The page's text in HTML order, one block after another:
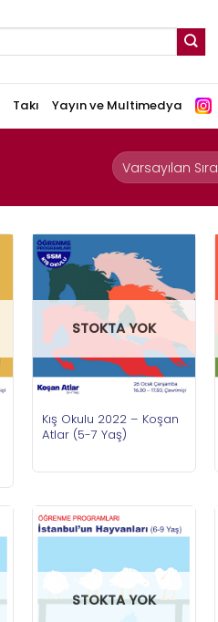
Takı Yayın ve Multimedya
STOKTA YOK
Kış Okulu 2022 – Koşan
Atlar (5-7 Yaş)
STOKTA YOK